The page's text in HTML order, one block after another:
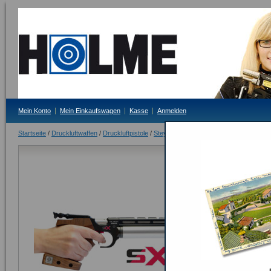
Mein Konto Mein Einkaufswagen Kasse Anmelden
Startseite / Druckluftwaffen / Druckluftpistole / Steyr
Lieferzeit: 3-4
Bitte
ODER